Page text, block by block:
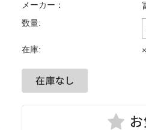
メーカー：
数量:
在庫: ×